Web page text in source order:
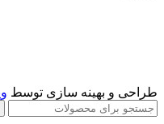
طراحی و بهینه سازی توسط